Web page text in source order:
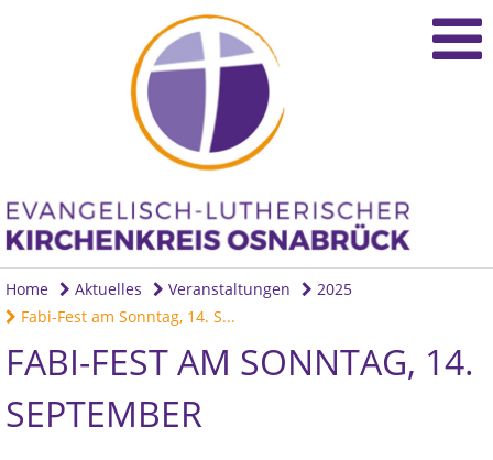
Home Aktuelles Veranstaltungen
2025
Fabi-Fest am Sonntag, 14. S...
FABI-FEST AM SONNTAG, 14.
SEPTEMBER